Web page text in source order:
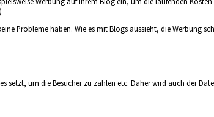
Probleme haben. Wie es mit Blogs aussieht, die
setzt, um die Besucher zu zählen etc. Daher wird auch der